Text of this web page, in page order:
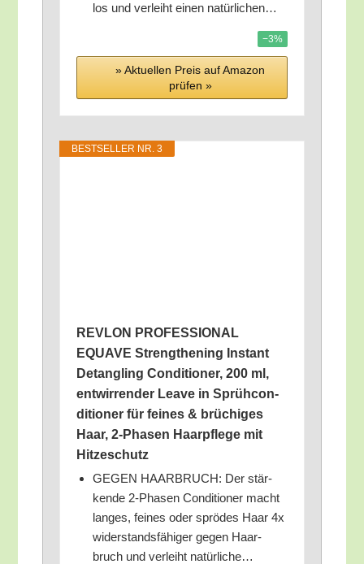
los und ver­leiht einen natürlichen…
−3%
» Aktu­el­len Preis auf Ama­zon
prü­fen »
BEST­SEL­LER NR. 3
REVLON PROFESSIONAL
EQUAVE Streng­thening Instant
Detang­ling Con­di­tio­ner, 200 ml,
ent­wir­ren­der Lea­ve in Sprüh­con­
di­tio­ner für fei­nes & brü­chi­ges
Haar, 2‑Phasen Haar­pfle­ge mit
Hitzeschutz
GEGEN HAARBRUCH: Der stär­
ken­de 2‑Phasen Con­di­tio­ner macht
lan­ges, fei­nes oder sprö­des Haar 4x
wider­stands­fä­hi­ger gegen Haar­
bruch und ver­leiht natürliche…